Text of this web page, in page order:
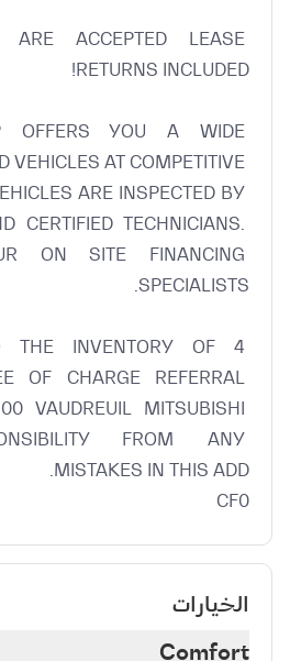
ARE ACCEPTED LEASE
OFFERS YOU A WIDE
VEHICLES AT COMPETITIVE
ARE INSPECTED BY
CERTIFIED TECHNICIANS.
ON SITE FINANCING
THE INVENTORY OF 4
OF CHARGE REFERRAL
VAUDREUIL MITSUBISHI
FROM ANY
CF0
الخيارات
Comfort